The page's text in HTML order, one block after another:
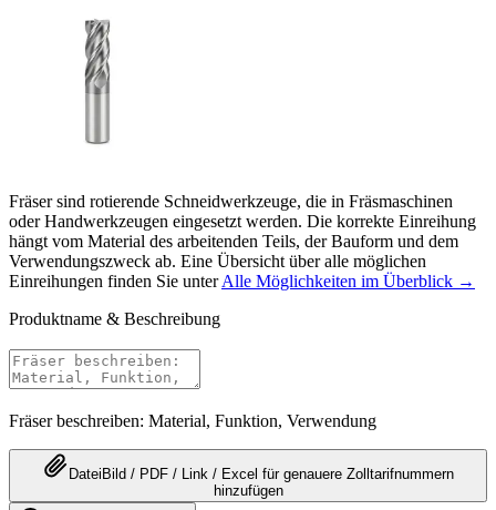
Fräser sind rotierende Schneidwerkzeuge, die in Fräsmaschinen
oder Handwerkzeugen eingesetzt werden. Die korrekte Einreihung
hängt vom Material des arbeitenden Teils, der Bauform und dem
Verwendungszweck ab. Eine Übersicht über alle möglichen
Einreihungen finden Sie unterAlle Möglichkeiten im Überblick →
Produktname & Beschreibung
Fräser beschreiben: Material, Funktion, Verwendung
Datei Bild / PDF / Link / Excel für genauere Zolltarifnummern
hinzufügen